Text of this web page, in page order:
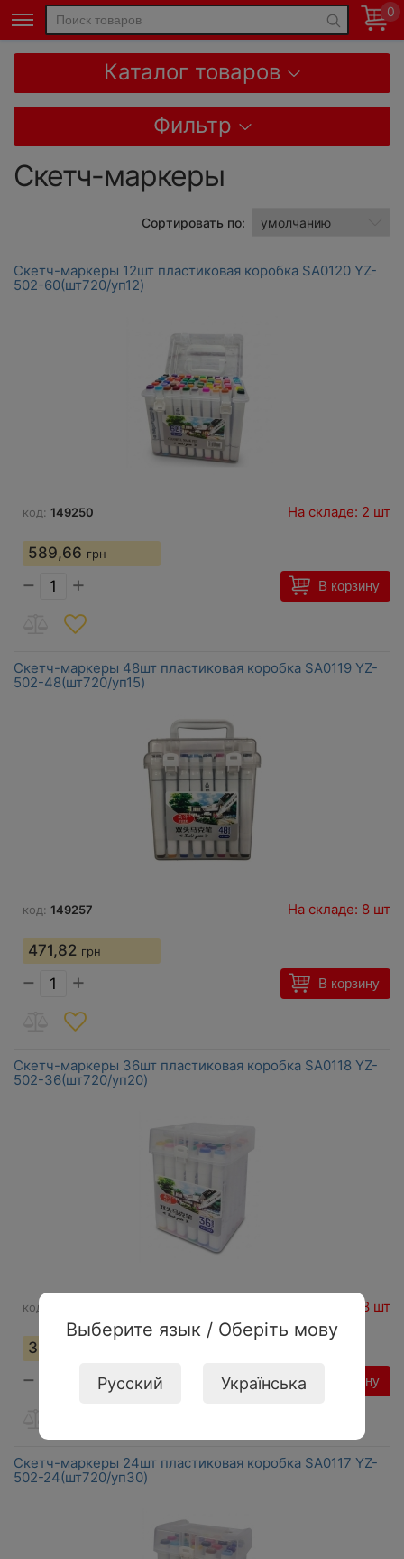
0
Выберите язык / Оберіть мову
Русский Українська
Каталог товаров
Фильтр
Скетч-маркеры
Сортировать по:
Скетч-маркеры 12шт пластиковая коробка SA0120 YZ-
502-60(шт720/уп12)
код: 149250 На складе: 2 шт
589,66 грн
− + В корзину
Скетч-маркеры 48шт пластиковая коробка SA0119 YZ-
502-48(шт720/уп15)
код: 149257 На складе: 8 шт
471,82 грн
− + В корзину
Скетч-маркеры 36шт пластиковая коробка SA0118 YZ-
502-36(шт720/уп20)
код: На складе: 18 шт
353,98
− В корзину
Скетч-маркеры 24шт пластиковая коробка SA0117 YZ-
502-24(шт720/уп30)